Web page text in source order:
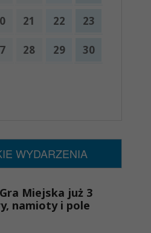
21 22 23
28 29 30
WYDARZENIA
Miejska już 3
namioty i pole